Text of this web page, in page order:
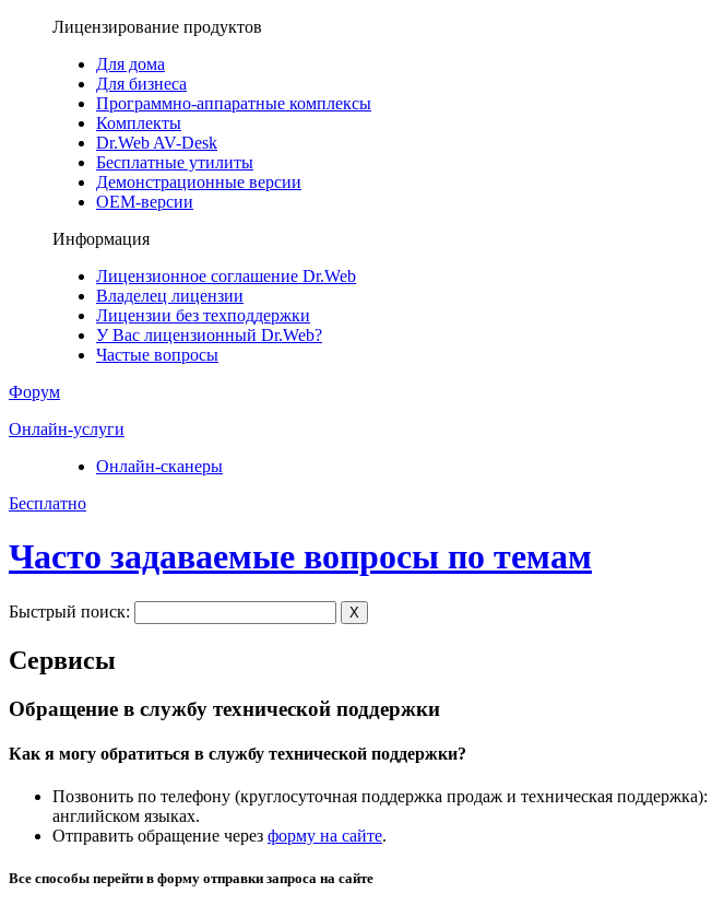
Лицензирование продуктов
Для дома
Для бизнеса
Программно-аппаратные комплексы
Комплекты
Dr.Web AV-Desk
Бесплатные утилиты
Демонстрационные версии
ОЕМ-версии
Информация
Лицензионное соглашение Dr.Web
Владелец лицензии
Лицензии без техподдержки
У Вас лицензионный Dr.Web?
Частые вопросы
Форум
Онлайн-услуги
Онлайн-сканеры
Бесплатно
Часто задаваемые вопросы по темам
Быстрый поиск: X
Сервисы
Обращение в службу технической поддержки
Как я могу обратиться в службу технической поддержки?
Позвонить по телефону (круглосуточная поддержка продаж и техническая
английском языках.
Отправить обращение через форму на сайте.
Все способы перейти в форму отправки запроса на сайте